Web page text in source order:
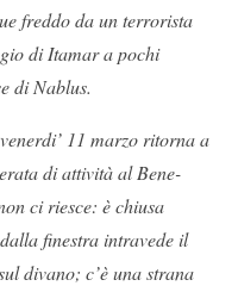
freddo da un terrorista
di Itamar a pochi
di Nablus.
11 marzo ritorna a
di attività al Bene-
ci riesce: è chiusa
finestra intravede il
divano; c’è una strana